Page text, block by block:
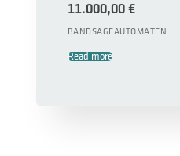
11.000,00 €
BANDSÄGEAUTOMATEN
Read more